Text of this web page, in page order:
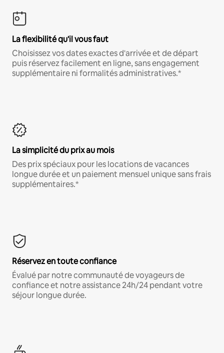
La flexibilité qu'il vous faut
Choisissez vos dates exactes d'arrivée et de départ
puis réservez facilement en ligne, sans engagement
supplémentaire ni formalités administratives.*
La simplicité du prix au mois
Des prix spéciaux pour les locations de vacances
longue durée et un paiement mensuel unique sans frais
supplémentaires.*
Réservez en toute confiance
Évalué par notre communauté de voyageurs de
confiance et notre assistance 24h/24 pendant votre
séjour longue durée.